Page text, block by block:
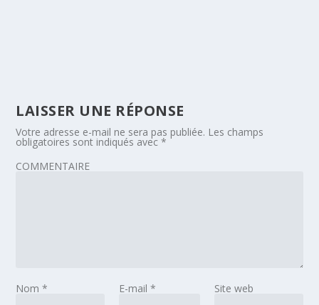
LAISSER UNE RÉPONSE
Votre adresse e-mail ne sera pas publiée. Les champs
obligatoires sont indiqués avec*
COMMENTAIRE
Nom* E-mail * Site web